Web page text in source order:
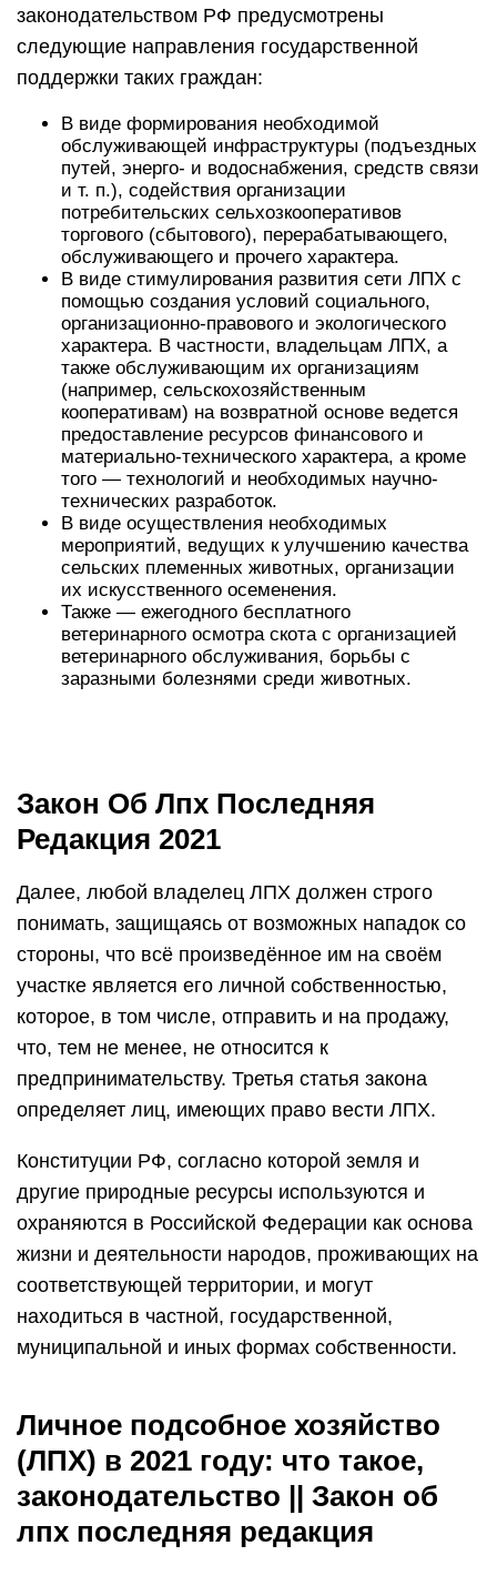
законодательством РФ предусмотрены
следующие направления государственной
поддержки таких граждан:
В виде формирования необходимой
обслуживающей инфраструктуры (подъездных
путей, энерго- и водоснабжения, средств связи
и т. п.), содействия организации
потребительских сельхозкооперативов
торгового (сбытового), перерабатывающего,
обслуживающего и прочего характера.
В виде стимулирования развития сети ЛПХ с
помощью создания условий социального,
организационно-правового и экологического
характера. В частности, владельцам ЛПХ, а
также обслуживающим их организациям
(например, сельскохозяйственным
кооперативам) на возвратной основе ведется
предоставление ресурсов финансового и
материально-технического характера, а кроме
того — технологий и необходимых научно-
технических разработок.
В виде осуществления необходимых
мероприятий, ведущих к улучшению качества
сельских племенных животных, организации
их искусственного осеменения.
Также — ежегодного бесплатного
ветеринарного осмотра скота с организацией
ветеринарного обслуживания, борьбы с
заразными болезнями среди животных.
Закон Об Лпх Последняя
Редакция 2021
Далее, любой владелец ЛПХ должен строго
понимать, защищаясь от возможных нападок со
стороны, что всё произведённое им на своём
участке является его личной собственностью,
которое, в том числе, отправить и на продажу,
что, тем не менее, не относится к
предпринимательству. Третья статья закона
определяет лиц, имеющих право вести ЛПХ.
Конституции РФ, согласно которой земля и
другие природные ресурсы используются и
охраняются в Российской Федерации как основа
жизни и деятельности народов, проживающих на
соответствующей территории, и могут
находиться в частной, государственной,
муниципальной и иных формах собственности.
Личное подсобное хозяйство
(ЛПХ) в 2021 году: что такое,
законодательство || Закон об
лпх последняя редакция